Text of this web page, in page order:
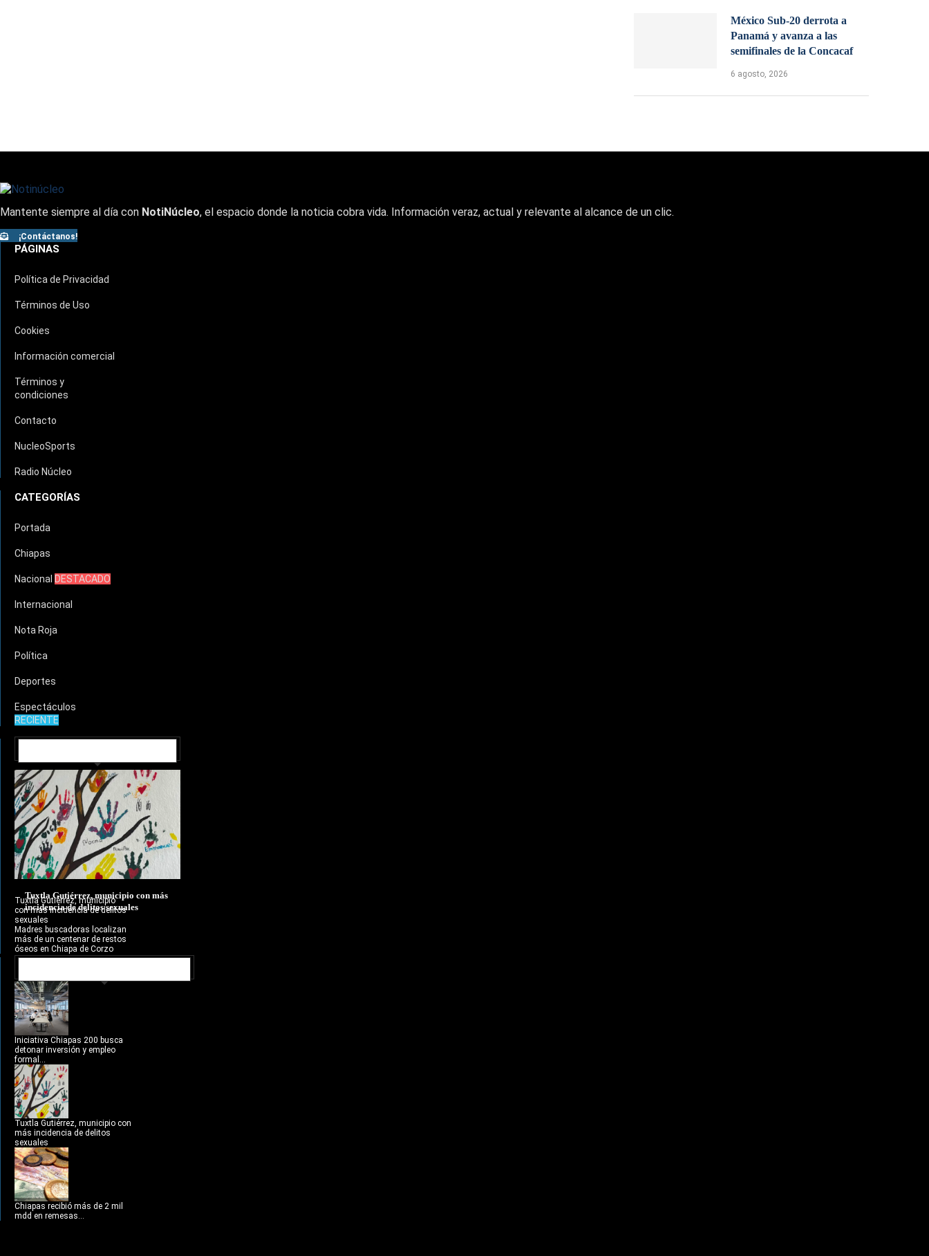
México Sub-20 derrota a
Panamá y avanza a las
semifinales de la Concacaf
6 agosto, 2026
Mantente siempre al día con NotiNúcleo, el espacio donde la noticia cobra vida. Información veraz, actual y relevante al alcance de un clic.
¡Contáctanos!
PÁGINAS
Política de Privacidad
Términos de Uso
Cookies
Información comercial
Términos y
condiciones
Contacto
NucleoSports
Radio Núcleo
CATEGORÍAS
Portada
Chiapas
Nacional DESTACADO
Internacional
Nota Roja
Política
Deportes
Espectáculos
RECIENTE
Tuxtla Gutiérrez, municipio con más
incidencia de delitos sexuales
Tuxtla Gutiérrez, municipio
con más incidencia de delitos
sexuales
Madres buscadoras localizan
más de un centenar de restos
óseos en Chiapa de Corzo
Iniciativa Chiapas 200 busca
detonar inversión y empleo
formal...
Tuxtla Gutiérrez, municipio con
más incidencia de delitos
sexuales
Chiapas recibió más de 2 mil
mdd en remesas...